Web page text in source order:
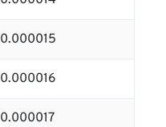
0.000015
0.000016
0.000017